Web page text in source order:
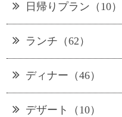
日帰りプラン（10）
ランチ（62）
ディナー（46）
デザート（10）